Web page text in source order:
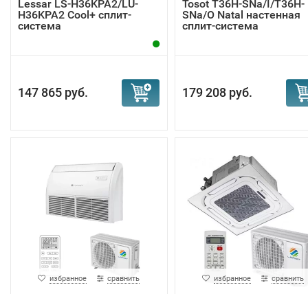
Lessar LS-H36KPA2/LU-
H36KPA2 Cool+ сплит-
система
147 865 руб.
Tosot T36H-SNa/I/T36H-
SNa/O Natal настенная
сплит-система
179 208 руб.
избранное сравнить избранное сравнить